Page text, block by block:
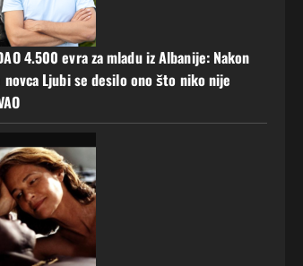
4.500 evra za mladu iz Albanije: Nakon
Ljubi se desilo ono što niko nije